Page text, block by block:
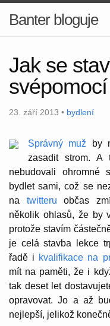
Banter bloguje
Jak se
svépomocí
23. září 2013 • bydlení
Správný muž by
zasadit strom. A
nebudovali ohromné
bydlet sami, což se
na twitteru občas
několik ohlasů, že by
protože stavím
je celá stavba lekce
řadě i kvalifikace na
mít na paměti, že i
tak deset let
opravovat. Jo a až
nejlepší, jelikož